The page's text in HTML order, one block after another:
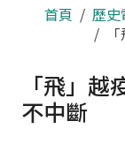
首頁 歷史
「飛」
不中斷